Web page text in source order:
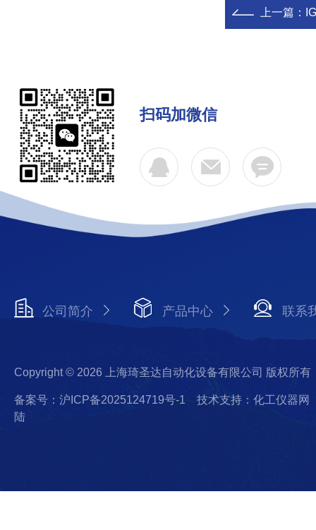
上一篇：
扫码加微信
公司简介 产品中心 联系
Copyright © 2026 上海琦圣达自动化设备有限公司 版权所有
备案号：沪ICP备2025124719号-1
技术支持：化工仪器网
陆